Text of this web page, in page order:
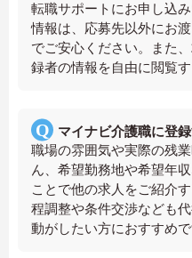
転職サポートにお申し込
情報は、応募先以外にお
でご安心ください。また
録者の情報を自由に閲覧
マイナビ介護職に登
職場の雰囲気や実際の残
ん、希望勤務地や希望年
ことで他の求人をご紹介
程調整や条件交渉なども
動がしたい方におすすめで